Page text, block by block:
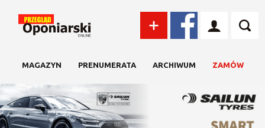
MAGAZYN PRENUMERATA ARCHIWUM ZAMÓW